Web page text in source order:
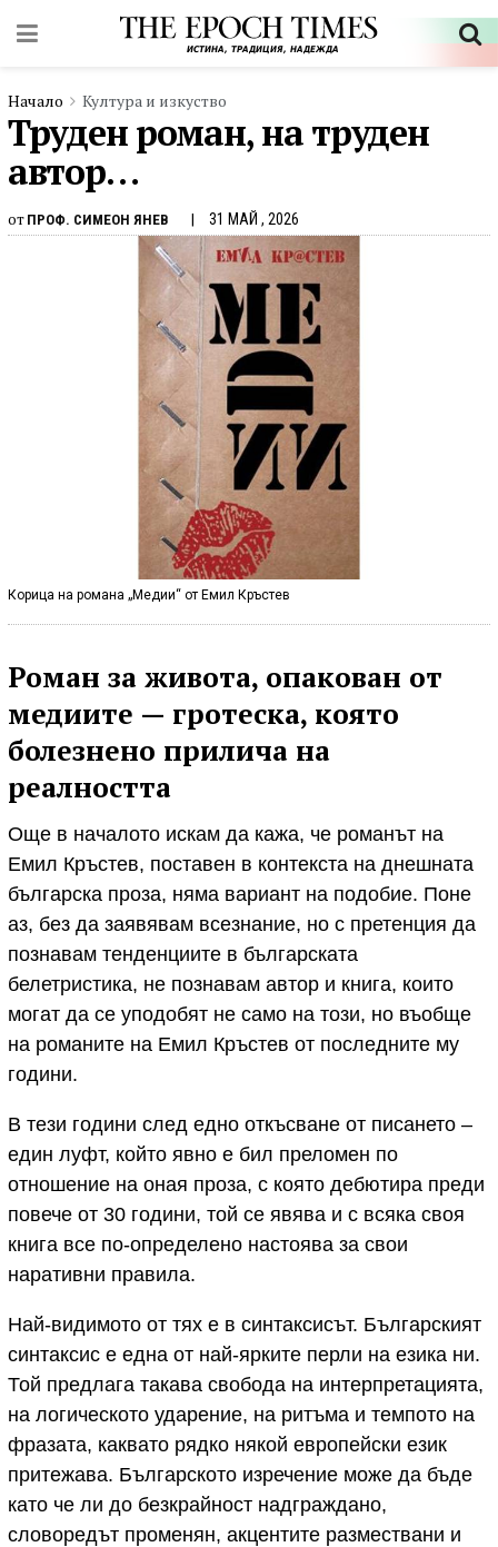
Начало Култура и изкуство
Труден роман, на труден
автор…
от ПРОФ. СИМЕОН ЯНЕВ 31 МАЙ , 2026
Корица на романа „Медии“ от Емил Кръстев
Роман за живота, опакован от
медиите — гротеска, която
болезнено прилича на
реалността
Още в началото искам да кажа, че романът на
Емил Кръстев, поставен в контекста на днешната
българска проза, няма вариант на подобие. Поне
аз, без да заявявам всезнание, но с претенция да
познавам тенденциите в българската
белетристика, не познавам автор и книга, които
могат да се уподобят не само на този, но въобще
на романите на Емил Кръстев от последните му
години.
В тези години след едно откъсване от писането –
един луфт, който явно е бил преломен по
отношение на оная проза, с която дебютира преди
повече от 30 години, той се явява и с всяка своя
книга все по-определено настоява за свои
наративни правила.
Най-видимото от тях е в синтаксисът. Българският
синтаксис е една от най-ярките перли на езика ни.
Той предлага такава свобода на интерпретацията,
на логическото ударение, на ритъма и темпото на
фразата, каквато рядко някой европейски език
притежава. Българското изречение може да бъде
като че ли до безкрайност надграждано,
словоредът променян, акцентите размествани и